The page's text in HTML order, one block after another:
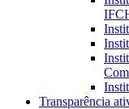
Transparência